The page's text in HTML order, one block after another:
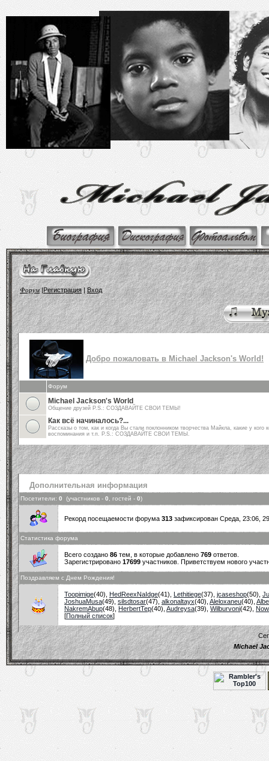
Форум|Регистрация|Вход
Добро пожаловать в Michael Jackson's World!
Форум
Michael Jackson's World
Общение друзей P.S.: СОЗДАВАЙТЕ СВОИ ТЕМЫ!
Как всё начиналось?...
Рассказы о том, как и когда Вы стали поклонником творчества Майкла, какие у кого
воспоминания и т.п. P.S.: СОЗДАВАЙТЕ СВОИ ТЕМЫ.
Дополнительная информация
Посетители: 0 (участников - 0 , гостей - 0)
Рекорд посещаемости форума 313 зафиксирован Среда, 23:06,
Статистика форума
Всего создано 86 тем, в которые добавлено 769 ответов.
Зарегистрировано 17699 участников. Приветствуем нового
Поздравляем с Днем Рождения!
Toopimige(40) HedReexNaIdge(41) Lethitiege(37) jcaseshop(50)
JoshuaMusa(49) silsdtosar(47) alkonaltayx(40) Aleloxaneu(40)
NakremAbup(48) HerbertTep(40) Audreysa(39) Wilburvoni(42)
[Полный список]
Michael